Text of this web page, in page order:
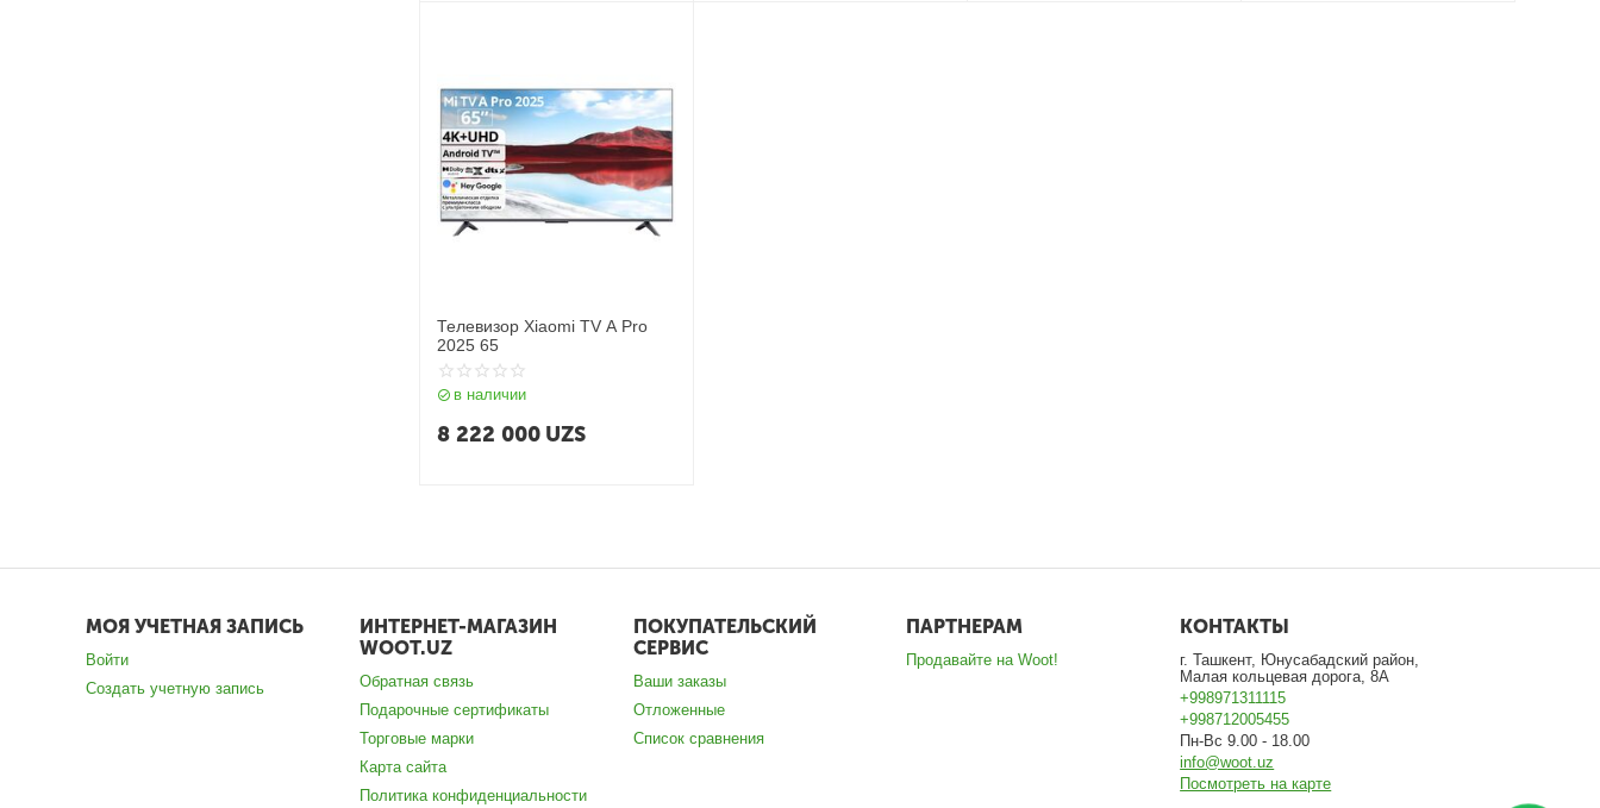
Телевизор Xiaomi TV A Pro
2025 65
в наличии
8 222 000 UZS
МОЯ УЧЕТНАЯ ЗАПИСЬ
Войти
Создать учетную запись
ИНТЕРНЕТ-МАГАЗИН
WOOT.UZ
Обратная связь
Подарочные сертификаты
Торговые марки
Карта сайта
Политика конфиденциальности
ПОКУПАТЕЛЬСКИЙ
СЕРВИС
Ваши заказы
Отложенные
Список сравнения
ПАРТНЕРАМ
Продавайте на Woot!
КОНТАКТЫ
г. Ташкент, Юнусабадский район,
Малая кольцевая дорога, 8А
+998971311115
+998712005455
Пн-Вс 9.00 - 18.00
info@woot.uz
Посмотреть на карте